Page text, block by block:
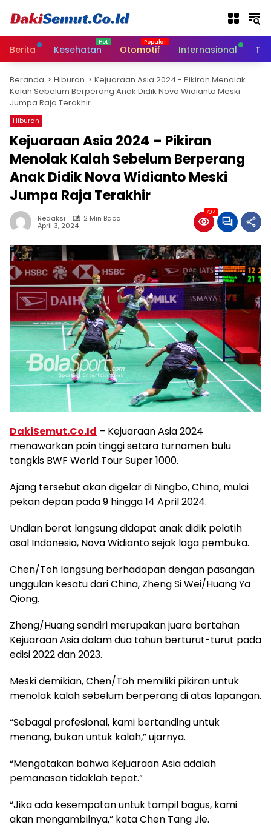
Berita Kesehatan Otomotif Internasional
Beranda Hiburan
Kejuaraan Asia 2024 - Pikiran Menolak
Kalah Sebelum Berperang Anak Didik Nova Widianto Meski
Jumpa Raja Terakhir
Hiburan
Kejuaraan Asia 2024 – Pikiran
Menolak Kalah Sebelum Berperang
Anak Didik Nova Widianto Meski
Jumpa Raja Terakhir
Redaksi 2 Min Baca
April 3, 2024
704
DakiSemut.Co.Id – Kejuaraan Asia 2024
menawarkan poin tinggi setara turnamen bulu
tangkis BWF World Tour Super 1000.
Ajang tersebut akan digelar di Ningbo, China, mulai
pekan depan pada 9 hingga 14 April 2024.
Undian berat langsung didapat anak didik pelatih
asal Indonesia, Nova Widianto sejak laga pembuka.
Chen/Toh langsung berhadapan dengan pasangan
unggulan kesatu dari China, Zheng Si Wei/Huang Ya
Qiong.
Zheng/Huang sendiri merupakan juara bertahan
Kejuaraan Asia dalam dua tahun berturut-turut pada
edisi 2022 dan 2023.
Meski demikian, Chen/Toh memiliki pikiran untuk
menolak kalah sebelum berperang di atas lapangan.
“Sebagai profesional, kami bertanding untuk
menang, bukan untuk kalah,” ujarnya.
“Mengatakan bahwa Kejuaraan Asia adalah
pemanasan tidaklah tepat.”
“Jika ada kesempatan untuk tampil bagus, kami
akan mengambilnya,” kata Chen Tang Jie.